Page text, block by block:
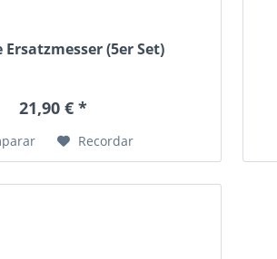
(5er Set)
21,90 € *
Recordar